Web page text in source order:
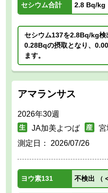
セシウム合計 2.8 Bq/kg
セシウム137を2.8Bq/kg
0.28Bqの摂取となり、
ます。
アマランサス
2026年30週
JA加美よつば
宮
測定日： 2026/07/26
ヨウ素131 不検出 （